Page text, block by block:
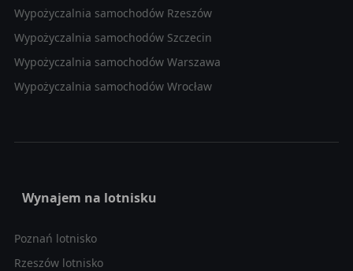
Wypożyczalnia samochodów Rzeszów
Wypożyczalnia samochodów Szczecin
Wypożyczalnia samochodów Warszawa
Wypożyczalnia samochodów Wrocław
Wynajem na lotnisku
Poznań lotnisko
Rzeszów lotnisko